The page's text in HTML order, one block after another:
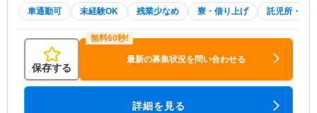
車通勤可 未経験OK 残業少なめ 寮・借り上げ 託児所・育
保存する
最新の募集状況を問い合わせる
詳細を見る